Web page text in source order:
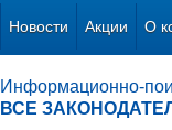
Новости Акции О
Информационно-
ВСЕ